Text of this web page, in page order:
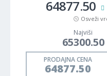
64877.50
Osveži
Najviši
65300.50
PRODAJNA CENA
64877.50